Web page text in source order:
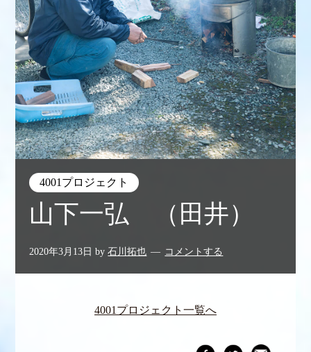
4001プロジェクト
山下一弘 （田井）
2020年3月13日 by石川拓也 コメントする
4001プロジェクト一覧へ